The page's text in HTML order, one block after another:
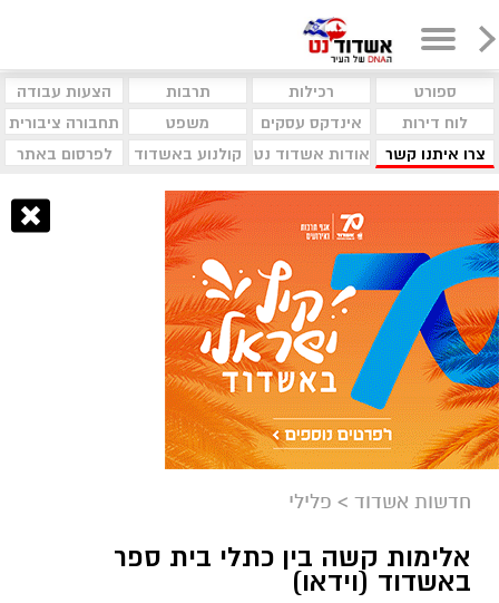
ספורט רכילות תרבות
הצעות עבודה
לוח דירות
אינדקס עסקים משפט
תחבורה ציבורית
צרו איתנו קשר
אודות אשדוד נט קולנוע באשדוד לפרסום באתר
חדשות אשדוד > פלילי
אלימות קשה בין כתלי בית ספר
באשדוד (וידאו)